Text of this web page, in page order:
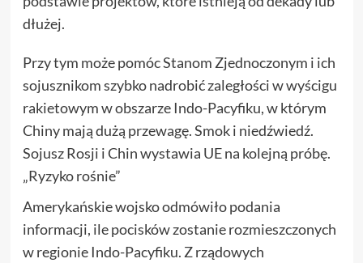
dłużej.
Przy tym może pomóc Stanom Zjednoczonym i ich
sojusznikom szybko nadrobić zaległości w wyścigu
rakietowym w obszarze Indo-Pacyfiku, w którym
Chiny mają dużą przewagę. Smok i niedźwiedź.
Sojusz Rosji i Chin wystawia UE na kolejną próbę.
„Ryzyko rośnie”
Amerykańskie wojsko odmówiło podania
informacji, ile pocisków zostanie rozmieszczonych
w regionie Indo-Pacyfiku. Z rządowych